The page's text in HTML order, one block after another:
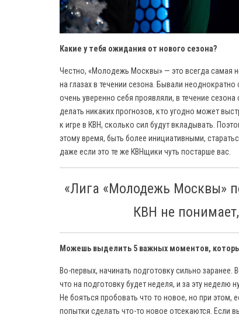
Какие у тебя ожидания от нового сезона?
Честно, «Молодежь Москвы» — это всегда самая
на глазах в течении сезона. Бывали
очень уверенно себя проявляли, в течение
делать никаких прогнозов, кто угодно может
к игре в КВН, сколько сил будут вкладывать.
этому время, быть более инициативными,
даже если это те же КВНщики чуть постарше вас.
«Лига «Молодежь Москвы»
КВН не
Можешь выделить 5 важных моментов,
Во-первых, начинать подготовку сильно
что на подготовку будет неделя, и за эту неделю
Не бояться пробовать что то новое, но при этом,
попытки сделать что-то новое отсекаются. Если